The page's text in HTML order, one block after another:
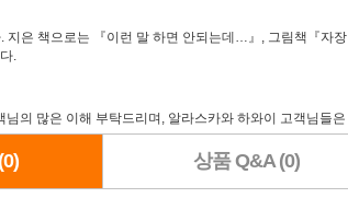
은 책으로는 『이런 말 하면 안되는데…』, 그림책『자
.
의 많은 이해 부탁드리며, 알라스카와 하와이 고객님들
상품 Q&A (0)